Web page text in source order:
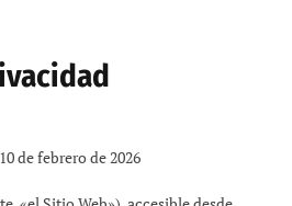
10 de febrero de 2026